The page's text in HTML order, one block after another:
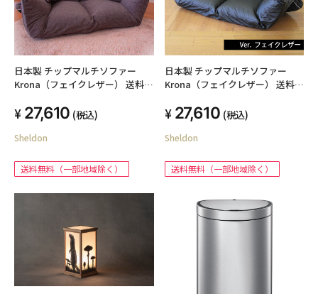
日本製 チップマルチソファー
Krona（フェイクレザー） 送料無
イニング こたつ フロアソファー
ソファー リビングソファ ナチュ
ラル おしゃれ シンプル 合成皮革
27,610 (税込)
Sheldon
送料無料（一部地域除く）
日本製 チップマルチソファー
Krona（フェイクレザー） 送料無
イニング こたつ フロアソファー
ソファー リビングソファ ナチュ
ラル おしゃれ シンプル 合成皮革
27,610 (税込)
Sheldon
送料無料（一部地域除く）